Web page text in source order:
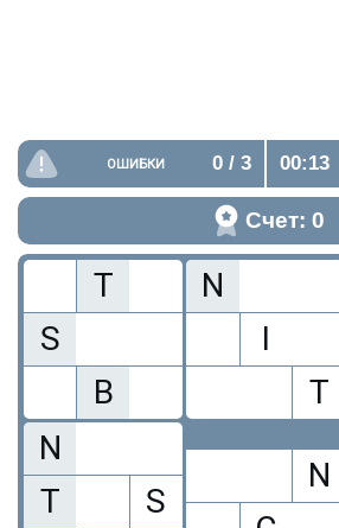
ОШИБКИ 0/ 3 00:14
Счет: 0
T
S
B
N
I
T
N
T
S
N